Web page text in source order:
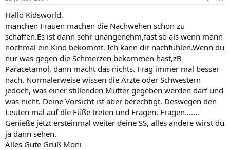
Hallo Kidsworld,
manchen Frauen machen die Nachwehen schon zu
schaffen.Es ist dann sehr unangenehm,fast so als wenn mann
nochmal ein Kind bekommt. Ich kann dir nachfühlen.Wenn du
nur was gegen die Schmerzen bekommen hast,zB
Paracetamol, dann macht das nichts. Frag immer mal besser
nach. Normalerweise wissen die Ärzte oder Schwestern
jedoch, was einer stillenden Mutter gegeben werden darf und
was nicht. Deine Vorsicht ist aber berechtigt. Deswegen den
Leuten mal auf die Füße treten und Fragen, Fragen.......
Genieße jetzt ersteinmal weiter deine SS, alles andere wirst du
ja dann sehen.
Alles Gute Gruß Moni